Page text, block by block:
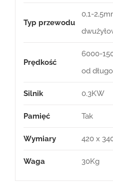
Typ przewodu
0,1-
Prędkość
6000-
od
Silnik 0.3KW
Pamięć Tak
Wymiary 420 x
Waga 30Kg